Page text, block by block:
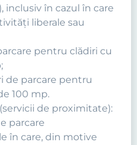
inclusiv în cazul în care
liberale sau
pentru clădiri cu
de parcare pentru
100 mp.
de proximitate):
parcare
în care, din motive